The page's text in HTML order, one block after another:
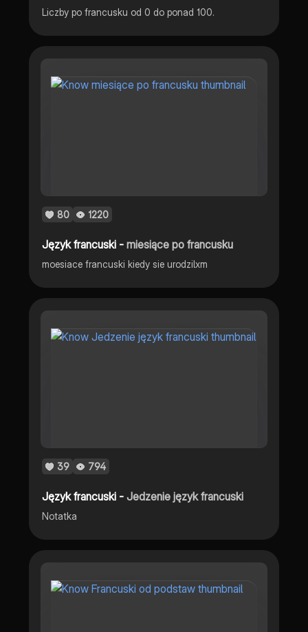
Liczby po francusku od 0 do ponad 100.
80 1220
Język francuski -miesiące po francusku
moesiace francuski kiedy sie urodzilxm
39 794
Język francuski -Jedzenie język francuski
Notatka